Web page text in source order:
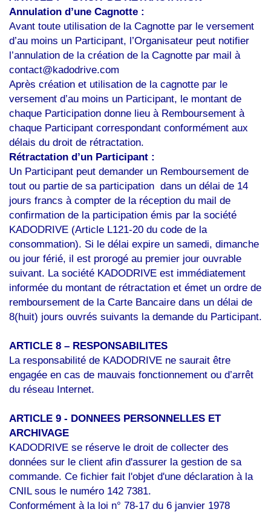
Annulation d’une Cagnotte :
Avant toute utilisation de la Cagnotte par le versement
d’au moins un Participant, l’Organisateur peut notifier
l’annulation de la création de la Cagnotte par mail à
contact@kadodrive.com
Après création et utilisation de la cagnotte par le
versement d’au moins un Participant, le montant de
chaque Participation donne lieu à Remboursement à
chaque Participant correspondant conformément aux
délais du droit de rétractation.
Rétractation d’un Participant :
Un Participant peut demander un Remboursement de
tout ou partie de sa participation dans un délai de 14
jours francs à compter de la réception du mail de
confirmation de la participation émis par la société
KADODRIVE (Article L121-20 du code de la
consommation). Si le délai expire un samedi, dimanche
ou jour férié, il est prorogé au premier jour ouvrable
suivant. La société KADODRIVE est immédiatement
informée du montant de rétractation et émet un ordre de
remboursement de la Carte Bancaire dans un délai de
8(huit) jours ouvrés suivants la demande du Participant.
ARTICLE 8 – RESPONSABILITES
La responsabilité de KADODRIVE ne saurait être
engagée en cas de mauvais fonctionnement ou d’arrêt
du réseau Internet.
ARTICLE 9 - DONNEES PERSONNELLES ET
ARCHIVAGE
KADODRIVE se réserve le droit de collecter des
données sur le client afin d'assurer la gestion de sa
commande. Ce fichier fait l'objet d'une déclaration à la
CNIL sous le numéro 142 7381.
Conformément à la loi n° 78-17 du 6 janvier 1978